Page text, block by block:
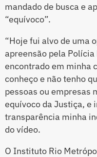
mandado de busca e
“equívoco”.
“Hoje fui alvo de uma
apreensão pela
encontrado em minha
conheço e não tenho
pessoas ou empresas
equívoco da Justiça,
transparência minha
do vídeo.
O Instituto Rio